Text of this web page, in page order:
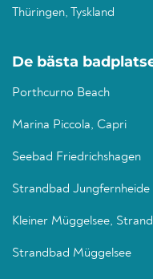
Thüringen, Tyskland
De bästa
Porthcurno Beach
Marina Piccola, Capri
Seebad Friedrichshagen
Strandbad Jungfernheide
Kleiner Müggelsee,
Strandbad Müggelsee